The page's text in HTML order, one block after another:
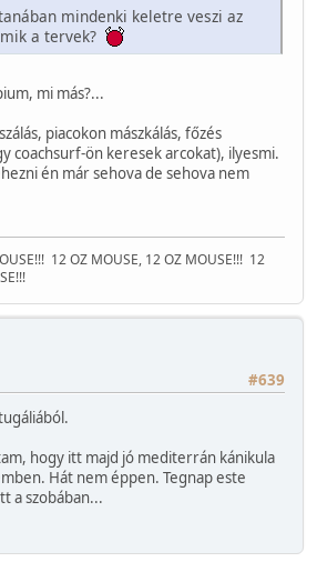
mindenki keletre veszi az
a tervek?
mi más?...
piacokon mászkálás, főzés
coachsurf-ön keresek arcokat), ilyesmi.
én már sehova de sehova nem
12 OZ MOUSE, 12 OZ MOUSE!!! 12
#639
hogy itt majd jó mediterrán kánikula
Hát nem éppen. Tegnap este
a szobában...